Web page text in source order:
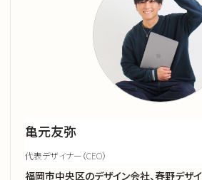
亀元友弥
代表デザイナー（CEO）
福岡市中央区のデザイン会社、春野デザ